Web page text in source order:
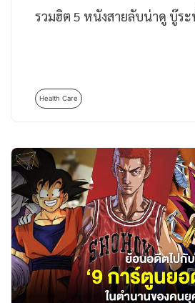
รวมฮิต 5 หนังสายลับน่าดู บู๊ร
Health Care